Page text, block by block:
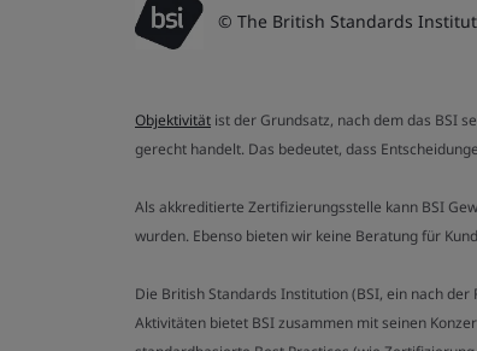
© The British Standards
Objektivität ist der Grundsatz, nach dem das BSI
gerecht handelt. Das bedeutet, dass
Als akkreditierte Zertifizierungsstelle kann BSI
wurden. Ebenso bieten wir keine Beratung für
Die British Standards Institution (BSI, ein nach
Aktivitäten bietet BSI zusammen mit seinen